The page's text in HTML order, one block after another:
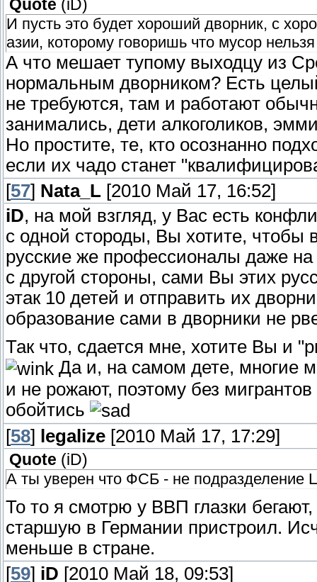
Quote (iD)
И пусть это будет хороший дворник, с
азии, которому говоришь что мусор
А что мешает тупому выходцу из
нормальным дворником? Есть
не требуются, там и работают
занимались, дети алкоголиков,
Но простите, те, кто осознанно
если их чадо станет
[57] Nata_L [2010 Май 17, 16:52]
iD, на мой взгляд, у Вас есть
с одной стороды, Вы хотите, чтобы
русские же профессионалы даже
с другой стороны, сами Вы этих
этак 10 детей и отправить их
образование сами в дворники не
Так что, сдается мне, хотите Вы и
Да и, на самом дете, многие
и не рожают, поэтому без
обойтись
[58] legalize [2010 Май 17, 17:29]
Quote (iD)
А ты уверен что ФСБ - не подразделение
То то я смотрю у ВВП глазки
старшую в Германии пристроил.
меньше в стране.
[59] iD [2010 Май 18, 09:53]